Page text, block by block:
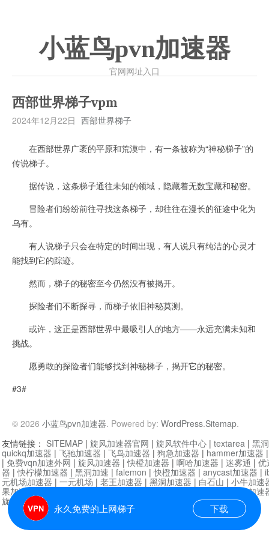
小蓝鸟pvn加速器
官网网址入口
西部世界梯子vpm
2024年12月22日 西部世界梯子
在西部世界广袤的平原和荒漠中，有一条被称为“神秘梯子”的
传说梯子。
据传说，这条梯子通往未知的领域，隐藏着无数宝藏和秘密。
冒险者们纷纷前往寻找这条梯子，却往往在漫长的征途中化为
乌有。
有人说梯子只会在特定的时间出现，有人说只有纯洁的心灵才
能找到它的踪迹。
然而，梯子的秘密至今仍然没有被揭开。
探险者们不断探寻，而梯子依旧神秘莫测。
或许，这正是西部世界中最吸引人的地方——永远充满未知和
挑战。
愿勇敢的探险者们能够找到神秘梯子，揭开它的秘密。
#3#
© 2026 小蓝鸟pvn加速器. Powered by: WordPress.Sitemap.
永久免费的上网梯子 下载
友情链接： SITEMAP | 旋风加速器官网 | 旋风软件中心 | textarea | 黑
quickq加速器 | 飞驰加速器 | 飞鸟加速器 | 狗急加速器 | hammer加速器
| 免费vqn加速外网 | 旋风加速器 |快橙加速器 | 啊哈加速器 | 迷雾通 | 优
器 |快柠檬加速器 | 黑洞加速 | falemon |快橙加速器 | anycast加速器 |
元机场加速器 | 一元机场 | 老王加速器 | 黑洞加速器 | 白石山 | 小牛加速
果加速器
芒果加速
旋风加速器度器